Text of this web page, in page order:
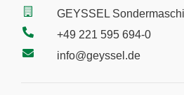
GEYSSEL
+49 221 595 694-0
info@geyssel.de